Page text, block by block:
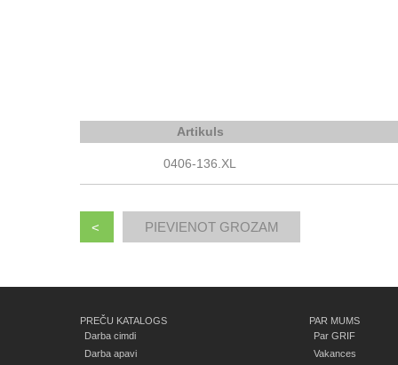
Artikuls
0406-136.XL
<
PREČU KATALOGS
Darba cimdi
Darba apavi
PAR MUMS
Par GRIF
Vakances